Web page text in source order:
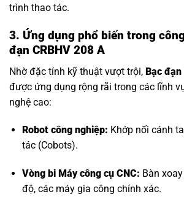
trình thao tác.
3. Ứng dụng phổ biến trong
đạn CRBHV 208 A
Nhờ đặc tính kỹ thuật vượt trội, Bạc đạn
được ứng dụng rộng rãi trong các lĩnh
nghệ cao:
Robot công nghiệp: Khớp nối cánh
tác (Cobots).
Vòng bi Máy công cụ CNC: Bàn
độ, các máy gia công chính xác.